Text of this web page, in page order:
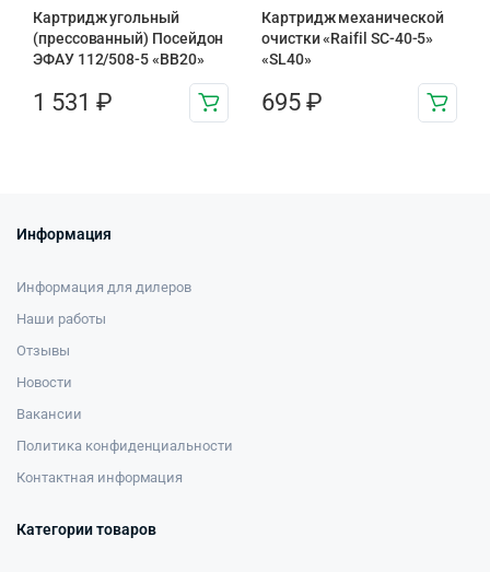
Картридж угольный
(прессованный) Посейдон
ЭФАУ 112/508-5 «BB20»
1 531 ₽
Картридж механической
очистки «Raifil SC-40-5»
«SL40»
695 ₽
Информация
Информация для дилеров
Наши работы
Отзывы
Новости
Вакансии
Политика конфиденциальности
Контактная информация
Категории товаров